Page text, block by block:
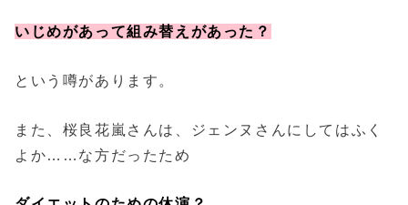
いじめがあって組み替えがあった？
という噂があります。
また、桜良花嵐さんは、ジェンヌさんにしてはふく
よか……な方だったため